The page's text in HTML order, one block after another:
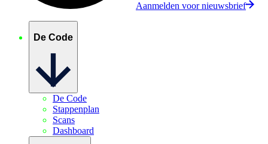
Aanmelden voor nieuwsbrief
De Code
De Code
Stappenplan
Scans
Dashboard